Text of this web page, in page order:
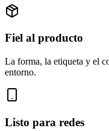
Fiel al producto
La forma, la etiqueta y el
entorno.
Listo para redes